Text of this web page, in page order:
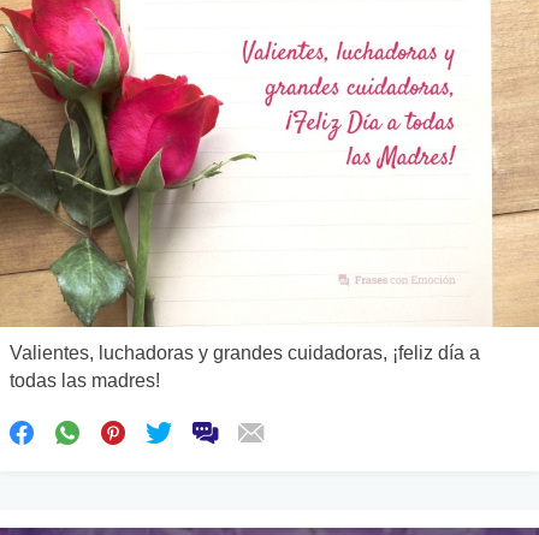
Valientes, luchadoras y grandes cuidadoras, ¡feliz día a
todas las madres!